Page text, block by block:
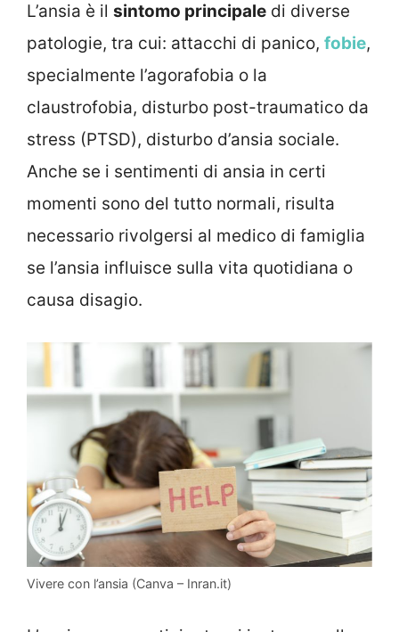
L’ansia è il sintomo principale di diverse
patologie, tra cui: attacchi di panico, fobie,
specialmente l’agorafobia o la
claustrofobia, disturbo post-traumatico da
stress (PTSD), disturbo d’ansia sociale.
Anche se i sentimenti di ansia in certi
momenti sono del tutto normali, risulta
necessario rivolgersi al medico di famiglia
se l’ansia influisce sulla vita quotidiana o
causa disagio.
Vivere con l’ansia (Canva – Inran.it)